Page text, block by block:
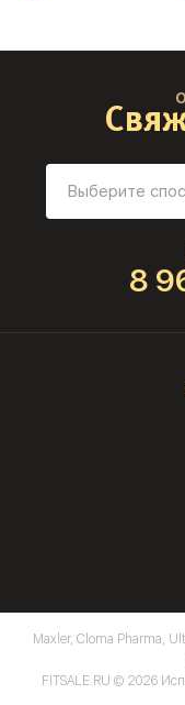
8
Maxler, Cloma Pharma,
FITSALE.RU © 2026